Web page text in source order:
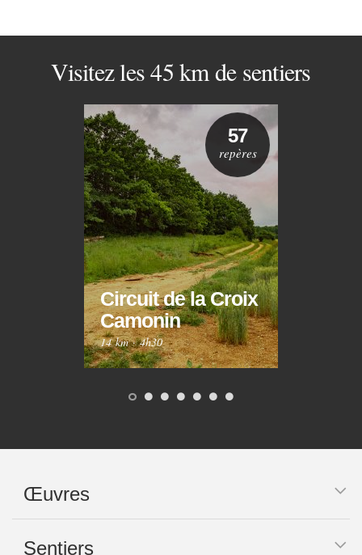
Visitez les 45 km de sentiers
Circuit de la Croix
Camonin
14 km·4h30
57
repères
Œuvres
Sentiers